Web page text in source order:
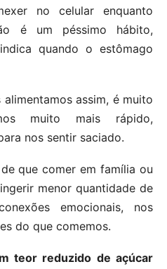
no celular enquanto
é um péssimo hábito,
quando o estômago
assim, é muito
muito mais rápido,
nos sentir saciado.
que comer em família ou
menor quantidade de
emocionais, nos
do que comemos.
teor reduzido de açúcar